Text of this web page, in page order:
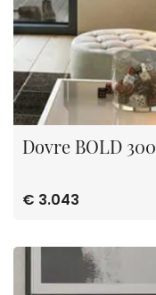
Dovre BOLD 300
€ 3.043